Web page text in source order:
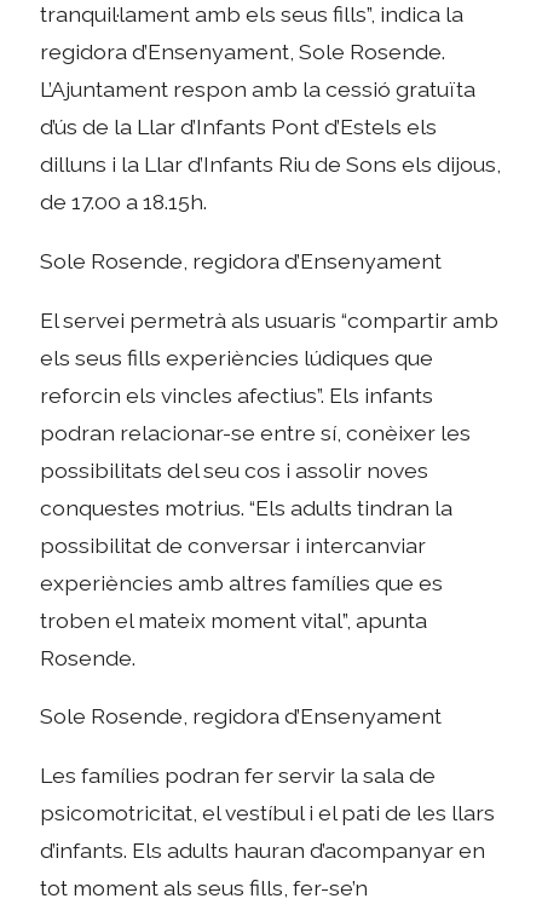
tranquil·lament amb els seus fills”, indica la
regidora d’Ensenyament, Sole Rosende.
L’Ajuntament respon amb la cessió gratuïta
d’ús de la Llar d’Infants Pont d’Estels els
dilluns i la Llar d’Infants Riu de Sons els dijous,
de 17.00 a 18.15h.
Sole Rosende, regidora d’Ensenyament
El servei permetrà als usuaris “compartir amb
els seus fills experiències lúdiques que
reforcin els vincles afectius”. Els infants
podran relacionar-se entre sí, conèixer les
possibilitats del seu cos i assolir noves
conquestes motrius. “Els adults tindran la
possibilitat de conversar i intercanviar
experiències amb altres famílies que es
troben el mateix moment vital”, apunta
Rosende.
Sole Rosende, regidora d’Ensenyament
Les famílies podran fer servir la sala de
psicomotricitat, el vestíbul i el pati de les llars
d’infants. Els adults hauran d’acompanyar en
tot moment als seus fills, fer-se’n